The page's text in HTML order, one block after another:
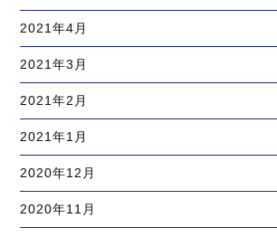
2021年4月
2021年3月
2021年2月
2021年1月
2020年12月
2020年11月